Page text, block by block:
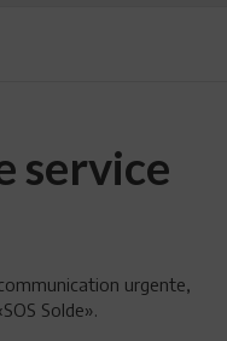
service
urgente,
Solde».